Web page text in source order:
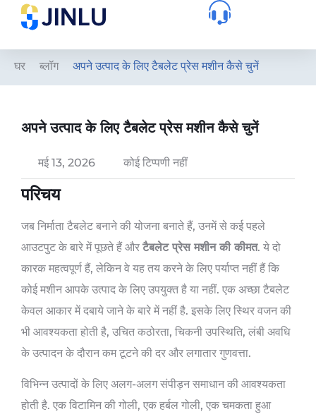
घर ब्लॉग अपने उत्पाद के लिए टैबलेट प्रेस मशीन कैसे चुनें
अपने उत्पाद के लिए टैबलेट प्रेस मशीन कैसे चुनें
मई 13, 2026 कोई टिप्पणी नहीं
परिचय
जब निर्माता टैबलेट बनाने की योजना बनाते हैं, उनमें से कई पहले
आउटपुट के बारे में पूछते हैं और टैबलेट प्रेस मशीन की कीमत. ये दो
कारक महत्वपूर्ण हैं, लेकिन वे यह तय करने के लिए पर्याप्त नहीं हैं कि
कोई मशीन आपके उत्पाद के लिए उपयुक्त है या नहीं. एक अच्छा टैबलेट
केवल आकार में दबाये जाने के बारे में नहीं है. इसके लिए स्थिर वजन की
भी आवश्यकता होती है, उचित कठोरता, चिकनी उपस्थिति, लंबी अवधि
के उत्पादन के दौरान कम टूटने की दर और लगातार गुणवत्ता.
विभिन्न उत्पादों के लिए अलग-अलग संपीड़न समाधान की आवश्यकता
होती है. एक विटामिन की गोली, एक हर्बल गोली, एक चमकता हुआ